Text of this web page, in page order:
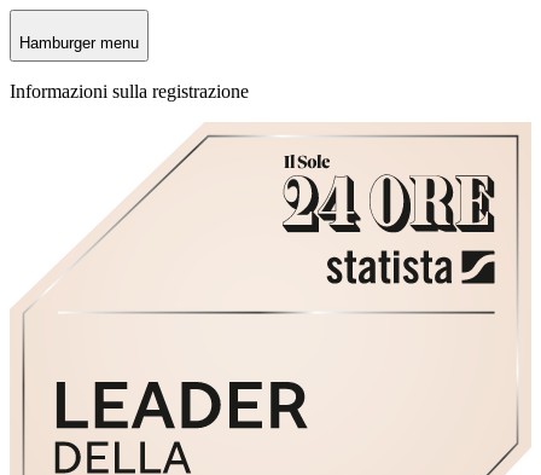
Hamburger menu
Informazioni sulla registrazione